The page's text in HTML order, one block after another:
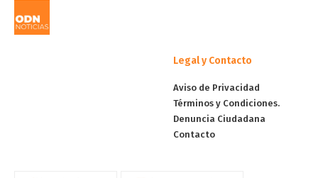
Legal y Contacto
Aviso de Privacidad
Términos y Condiciones.
Denuncia Ciudadana
Contacto